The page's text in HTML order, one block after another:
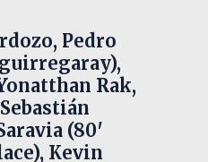
Pedro
Rak,
(80′
Kevin